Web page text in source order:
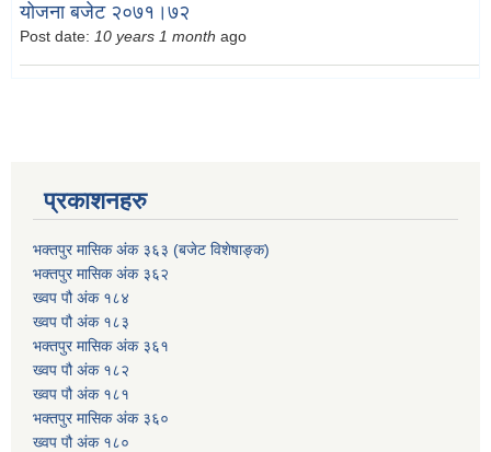
योजना बजेट २०७१।७२
Post date: 10 years 1 month ago
प्रकाशनहरु
भक्तपुर मासिक अंक ३६३ (बजेट विशेषाङ्क)
भक्तपुर मासिक अंक ३६२
ख्वप पौ अंक १८४
ख्वप पौ अंक १८३
भक्तपुर मासिक अंक ३६१
ख्वप पौ अंक १८२
ख्वप पौ अंक १८१
भक्तपुर मासिक अंक ३६०
ख्वप पौ अंक १८०